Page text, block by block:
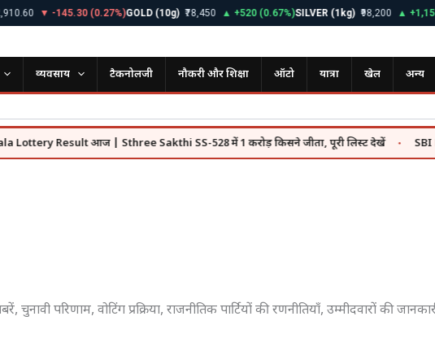
▼ -145.30 (0.27%)GOLD (10g) ₹78,450 ▲ +520 (0.67%)SILVER (1kg) ₹98,200 ▲ +1,150
व्यवसाय टैकनोलजी नौकरी और शिक्षा ऑटो यात्रा खेल अन्य
Result आज | Sthree Sakthi SS-528 में 1 करोड़ किसने जीता, पूरी लिस्ट देखें ● SBI Funds
चुनावी परिणाम, वोटिंग प्रक्रिया, राजनीतिक पार्टियों की रणनीतियाँ, उम्मीदवारों की